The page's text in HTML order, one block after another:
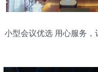
小型会议优选 用心服务，